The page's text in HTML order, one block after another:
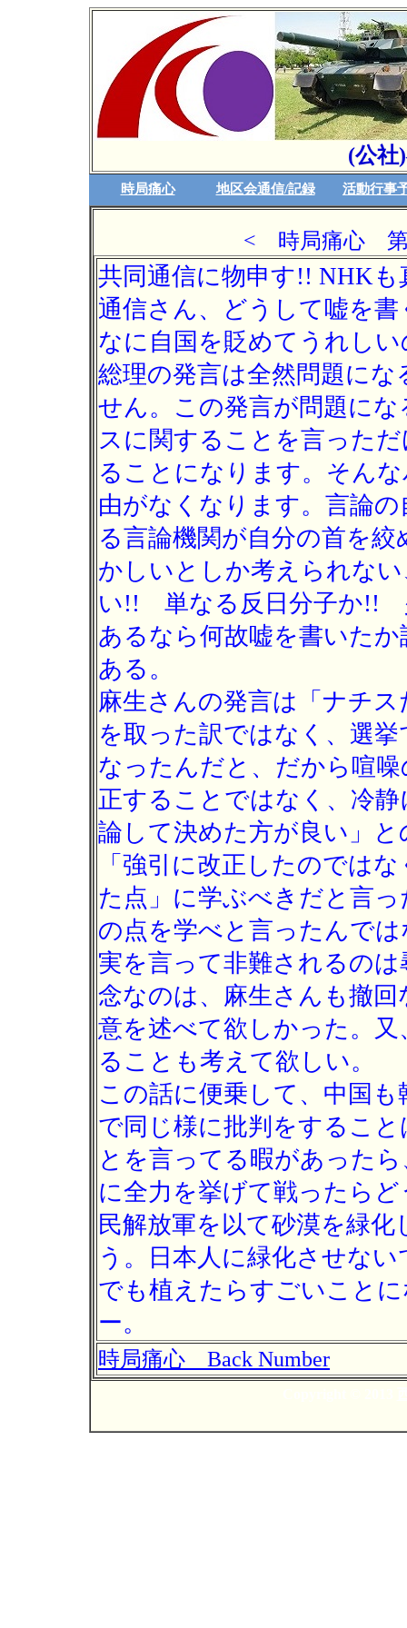
(公社
時局痛心 地区会通信/記録 活動行事
< 時局痛心 第
共同通信に物申す!! NHK
通信さん、どうして嘘を
なに自国を貶めてうれし
総理の発言は全然問題に
せん。この発言が問題に
スに関することを言った
ることになります。そん
由がなくなります。言論
る言論機関が自分の首を
かしいとしか考えられな
い!! 単なる反日分子か!!
あるなら何故嘘を書いた
ある。
麻生さんの発言は「ナチ
を取った訳ではなく、選
なったんだと、だから喧
正することではなく、冷
論して決めた方が良い」
「強引に改正したのでは
た点」に学ぶべきだと言
の点を学べと言ったんで
実を言って非難されるの
念なのは、麻生さんも撤
意を述べて欲しかった。又
ることも考えて欲しい。
この話に便乗して、中国
で同じ様に批判をするこ
とを言ってる暇があった
に全力を挙げて戦ったら
民解放軍を以て砂漠を緑
う。日本人に緑化させな
でも植えたらすごいこと
ー。
時局痛心 Back Number